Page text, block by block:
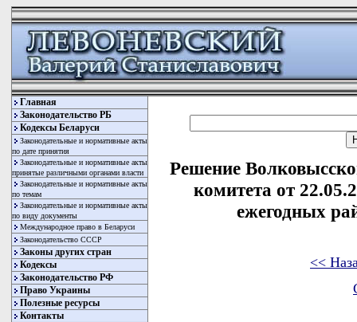
Главная
Законодательство РБ
Кодексы Беларуси
Законодательные и нормативные акты
по дате принятия
Законодательные и нормативные акты
принятые различными органами власти
Законодательные и нормативные акты
по темам
Законодательные и нормативные акты
по виду документы
Международное право в Беларуси
Законодательство СССР
Законы других стран
Кодексы
Законодательство РФ
Право Украины
Полезные ресурсы
Контакты
Решение
комитета от
ежегодных
<<